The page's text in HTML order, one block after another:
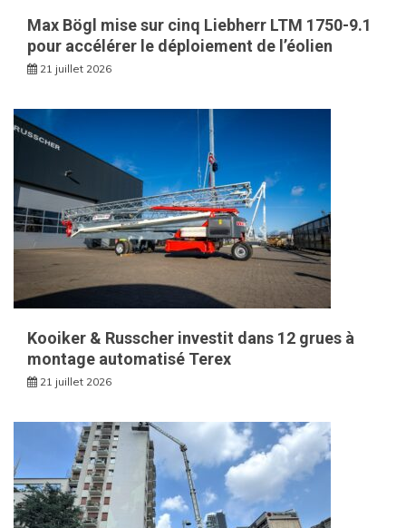
Max Bögl mise sur cinq Liebherr LTM 1750-9.1
pour accélérer le déploiement de l’éolien
21 juillet 2026
Kooiker & Russcher investit dans 12 grues à
montage automatisé Terex
21 juillet 2026